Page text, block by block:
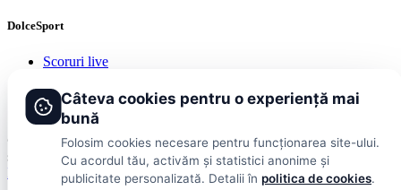
DolceSport
Scoruri live
Publicitate
Termeni și condiții
© 2026 DolceSport. Toate drepturile rezervate. Scoruri, clasamente
și analize din toate competițiile
Fotbal intern Fotbal extern Scoruri live
Câteva cookies pentru o experiență mai
bună
Folosim cookies necesare pentru funcționarea site-ului.
Cu acordul tău, activăm și statistici anonime și
publicitate personalizată. Detalii în politica de cookies.